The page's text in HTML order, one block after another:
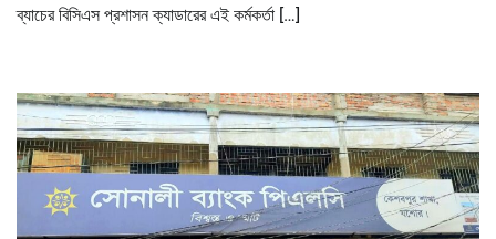
ব্যাচের বিসিএস প্রশাসন ক্যাডারের এই কর্মকর্তা […]